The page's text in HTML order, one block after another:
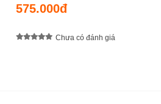
575.000đ
Chưa có đánh giá